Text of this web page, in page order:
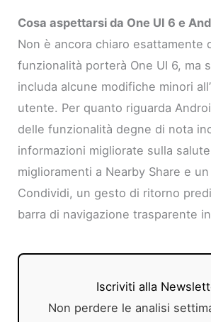
Cosa aspettarsi da One UI 6 e
Non è ancora chiaro esattamente
funzionalità porterà One UI 6, ma
includa alcune modifiche minori
utente. Per quanto riguarda
delle funzionalità degne di nota
informazioni migliorate sulla
miglioramenti a Nearby Share e
Condividi, un gesto di ritorno
barra di navigazione trasparente
Iscriviti alla
Non perdere le analisi